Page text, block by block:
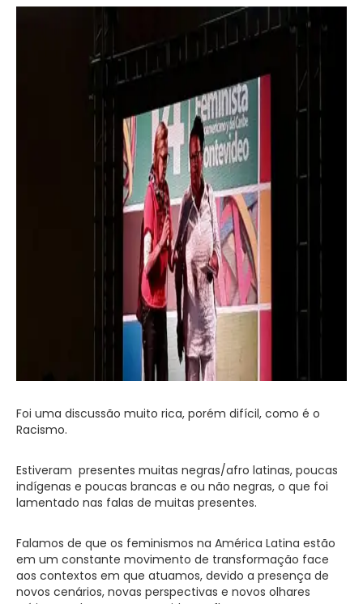
Foi uma discussão muito rica, porém difícil, como é o
Racismo.
Estiveram presentes muitas negras/afro latinas, poucas
indígenas e poucas brancas e ou não negras, o que foi
lamentado nas falas de muitas presentes.
Falamos de que os feminismos na América Latina estão
em um constante movimento de transformação face
aos contextos em que atuamos, devido a presença de
novos cenários, novas perspectivas e novos olhares